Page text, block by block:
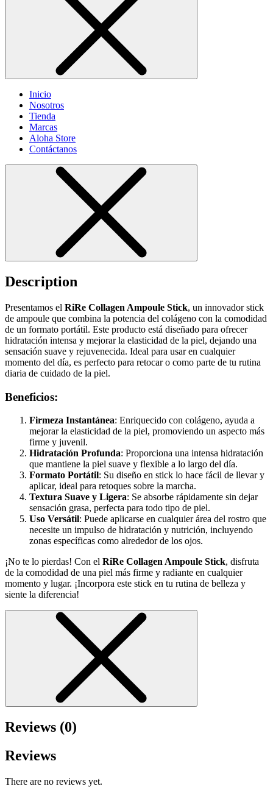
Inicio
Nosotros
Tienda
Marcas
Aloha Store
Contáctanos
Description
Presentamos el RiRe Collagen Ampoule Stick, un innovador stick
de ampoule que combina la potencia del colágeno con la comodidad
de un formato portátil. Este producto está diseñado para ofrecer
hidratación intensa y mejorar la elasticidad de la piel, dejando una
sensación suave y rejuvenecida. Ideal para usar en cualquier
momento del día, es perfecto para retocar o como parte de tu rutina
diaria de cuidado de la piel.
Beneficios:
Firmeza Instantánea: Enriquecido con colágeno, ayuda a
mejorar la elasticidad de la piel, promoviendo un aspecto más
firme y juvenil.
Hidratación Profunda: Proporciona una intensa hidratación
que mantiene la piel suave y flexible a lo largo del día.
Formato Portátil: Su diseño en stick lo hace fácil de llevar y
aplicar, ideal para retoques sobre la marcha.
Textura Suave y Ligera: Se absorbe rápidamente sin dejar
sensación grasa, perfecta para todo tipo de piel.
Uso Versátil: Puede aplicarse en cualquier área del rostro que
necesite un impulso de hidratación y nutrición, incluyendo
zonas específicas como alrededor de los ojos.
¡No te lo pierdas! Con el RiRe Collagen Ampoule Stick, disfruta
de la comodidad de una piel más firme y radiante en cualquier
momento y lugar. ¡Incorpora este stick en tu rutina de belleza y
siente la diferencia!
Reviews (0)
Reviews
There are no reviews yet.